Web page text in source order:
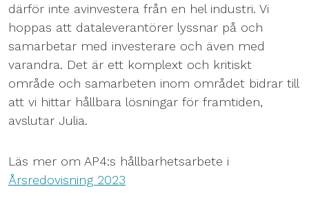
därför inte avinvestera från en hel industri. Vi
hoppas att dataleverantörer lyssnar på och
samarbetar med investerare och även med
varandra. Det är ett komplext och kritiskt
område och samarbeten inom området bidrar till
att vi hittar hållbara lösningar för framtiden,
avslutar Julia.
Läs mer om AP4:s hållbarhetsarbete i
Årsredovisning 2023